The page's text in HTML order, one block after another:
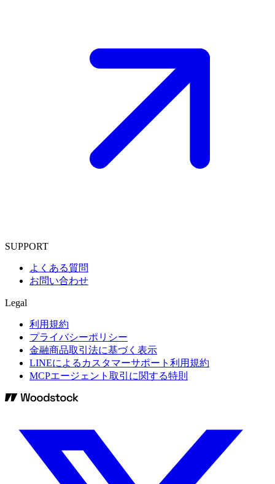
SUPPORT
よくある質問
お問い合わせ
Legal
利用規約
プライバシーポリシー
金融商品取引法に基づく表示
LINEによるカスタマーサポート利用規約
MCPエージェント取引に関する特則